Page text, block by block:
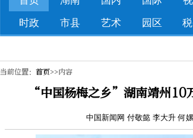
当前位置： 首页>>内容
“中国杨梅之乡”湖南靖州10
中国新闻网 付敬懿 李大升 何